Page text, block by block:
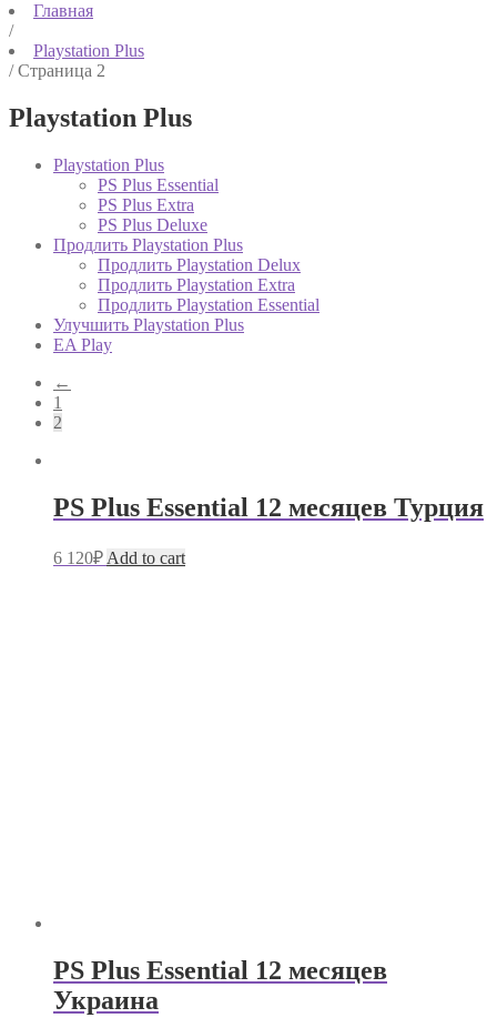
Главная
/
Playstation Plus
/Страница 2
Playstation Plus
Playstation Plus
PS Plus Essential
PS Plus Extra
PS Plus Deluxe
Продлить Playstation Plus
Продлить Playstation Delux
Продлить Playstation Extra
Продлить Playstation Essential
Улучшить Playstation Plus
EA Play
←
1
2
PS Plus Essential 12 месяцев Турция
6 120₽ Add to cart
PS Plus Essential 12 месяцев
Украина